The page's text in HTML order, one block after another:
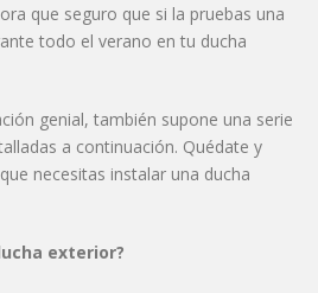
que seguro que si la pruebas una
todo el verano en tu ducha
genial, también supone una serie
a continuación. Quédate y
necesitas instalar una ducha
exterior?